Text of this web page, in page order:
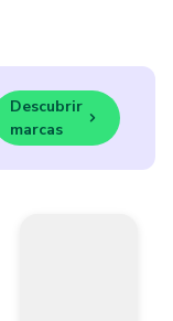
Descubrir
marcas